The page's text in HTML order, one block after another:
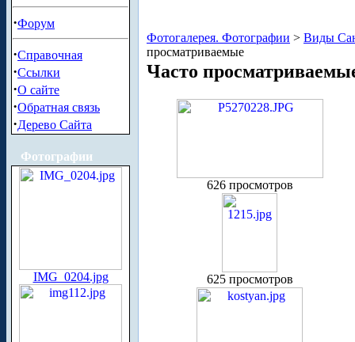
·Форум
·Справочная
·Ссылки
·О сайте
·Обратная связь
·Дерево Сайта
Фотографии
IMG_0204.jpg
Фотогалерея. Фотографии > Виды
просматриваемые
Часто
626 просмотров
625 просмотров